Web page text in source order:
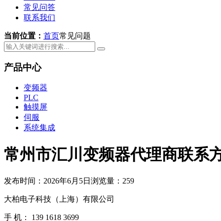
常见问答
联系我们
当前位置： 首页常见问题
产品中心
变频器
PLC
触摸屏
伺服
系统集成
常州市汇川变频器代理商联系
发布时间：2026年6月5日 浏览量：259
大柏电子科技（上海）有限公司
手 机： 139 1618 3699